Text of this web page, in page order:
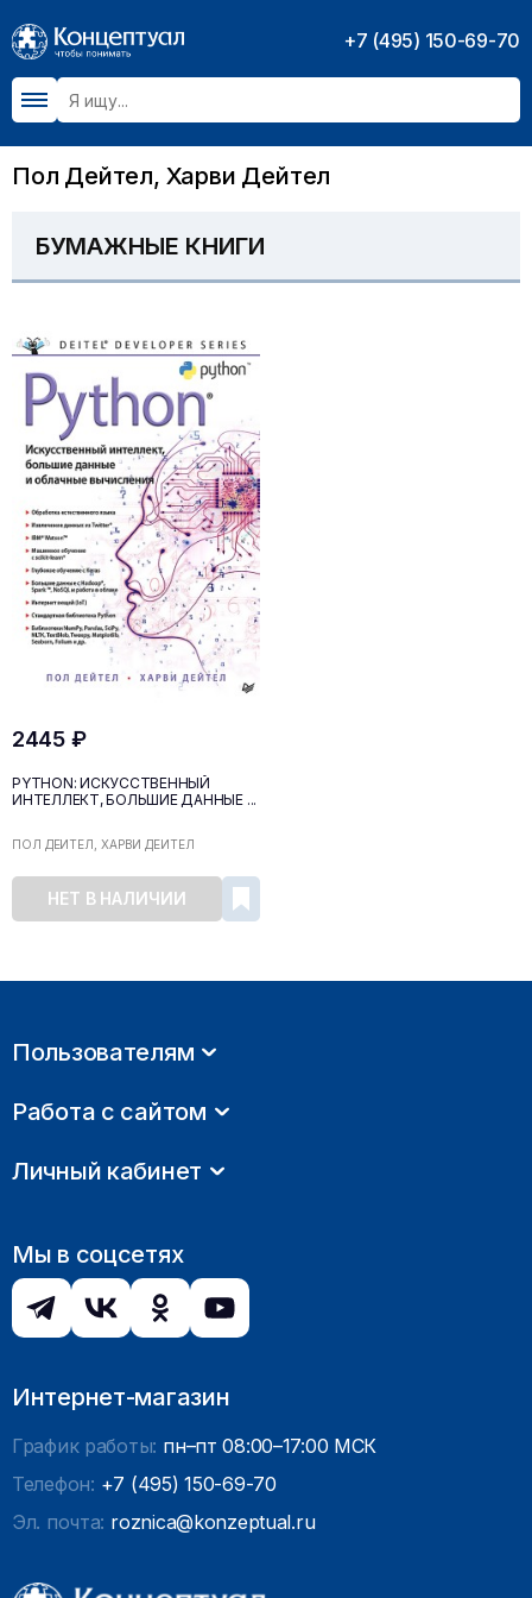
+7 (495) 150-69-70
Пол Дейтел, Харви Дейтел
БУМАЖНЫЕ КНИГИ
2445 ₽
PYTHON: ИСКУССТВЕННЫЙ
ИНТЕЛЛЕКТ, БОЛЬШИЕ ДАННЫЕ ...
ПОЛ ДЕЙТЕЛ, ХАРВИ ДЕЙТЕЛ
НЕТ В НАЛИЧИИ
Пользователям
Работа с сайтом
Личный кабинет
Мы в соцсетях
Интернет-магазин
График работы: пн–пт 08:00–17:00 МСК
Телефон: +7 (495) 150-69-70
Эл. почта: roznica@konzeptual.ru